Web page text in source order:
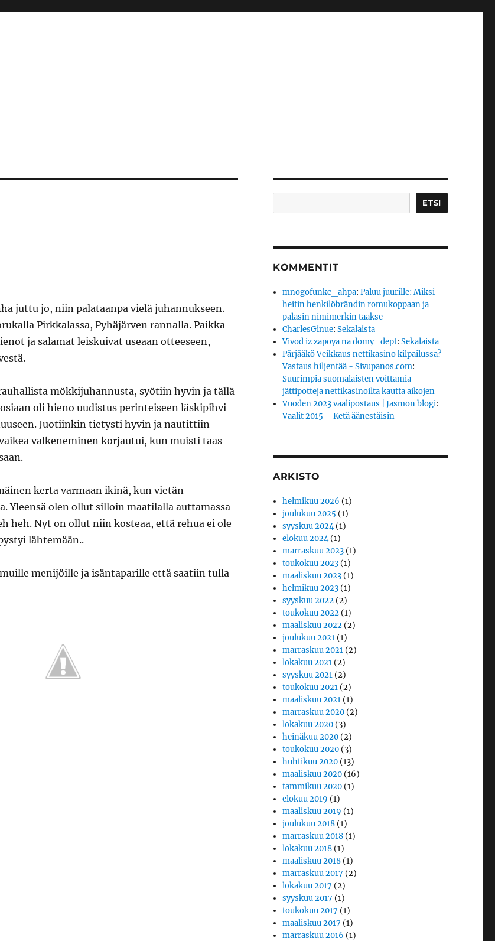
juttu jo, niin palataanpa vielä juhannukseen.
Pirkkalassa, Pyhäjärven rannalla. Paikka
ja salamat leiskuivat useaan otteeseen,
mökkijuhannusta, syötiin hyvin ja tällä
oli hieno uudistus perinteiseen läskipihvi –
Juotiinkin tietysti hyvin ja nautittiin
valkeneminen korjautui, kun muisti taas
kerta varmaan ikinä, kun vietän
Yleensä olen ollut silloin maatilalla auttamassa
heh. Nyt on ollut niin kosteaa, että rehua ei ole
lähtemään..
menijöille ja isäntaparille että saatiin tulla
ETSI
KOMMENTIT
mnogofunkc_ahpa:Paluu juurille: Miksi
heitin henkilöbrändin romukoppaan ja
palasin nimimerkin taakse
CharlesGinue:Sekalaista
Vivod iz zapoya na domy_dept:Sekalaista
Pärjääkö Veikkaus nettikasino kilpailussa?
Vastaus hiljentää - Sivupanos.com:
Suurimpia suomalaisten voittamia
jättipotteja nettikasinoilta kautta aikojen
Vuoden 2023 vaalipostaus | Jasmon blogi:
Vaalit 2015 – Ketä äänestäisin
ARKISTO
helmikuu 2026 (1)
joulukuu 2025 (1)
syyskuu 2024(1)
elokuu 2024(1)
marraskuu 2023 (1)
toukokuu 2023 (1)
maaliskuu 2023 (1)
helmikuu 2023 (1)
syyskuu 2022 (2)
toukokuu 2022 (1)
maaliskuu 2022 (2)
joulukuu 2021 (1)
marraskuu 2021 (2)
lokakuu 2021 (2)
syyskuu 2021 (2)
toukokuu 2021 (2)
maaliskuu 2021 (1)
marraskuu 2020 (2)
lokakuu 2020 (3)
heinäkuu 2020 (2)
toukokuu 2020 (3)
huhtikuu 2020 (13)
maaliskuu 2020 (16)
tammikuu 2020 (1)
elokuu 2019 (1)
maaliskuu 2019 (1)
joulukuu 2018 (1)
marraskuu 2018 (1)
lokakuu 2018 (1)
maaliskuu 2018 (1)
marraskuu 2017 (2)
lokakuu 2017 (2)
syyskuu 2017 (1)
toukokuu 2017 (1)
maaliskuu 2017 (1)
marraskuu 2016 (1)